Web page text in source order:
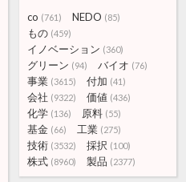
co (761) NEDO (85)
もの (459)
イノベーション (360)
グリーン (94) バイオ (76)
事業 (3615) 付加 (41)
会社 (9322) 価値 (436)
化学 (136) 原料 (55)
基金 (66) 工業 (275)
技術 (3532) 採択 (100)
株式 (8960) 製品 (2377)